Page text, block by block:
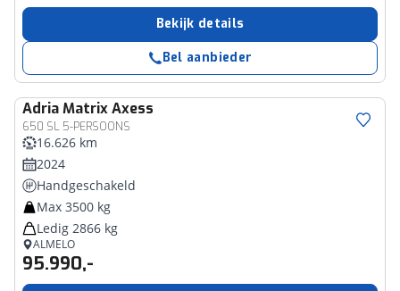
Bekijk details
Bel aanbieder
AdriaMatrix Axess
650 SL 5-PERSOONS
16.626 km
2024
Handgeschakeld
Max 3500 kg
Ledig 2866 kg
ALMELO
95.990,-